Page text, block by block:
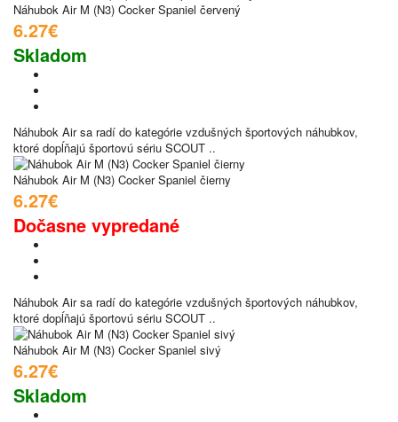
Náhubok Air M (N3) Cocker Spaniel červený
6.27€
Skladom
Náhubok Air sa radí do kategórie vzdušných športových náhubkov,
ktoré dopĺňajú športovú sériu SCOUT ..
Náhubok Air M (N3) Cocker Spaniel čierny
6.27€
Dočasne vypredané
Náhubok Air sa radí do kategórie vzdušných športových náhubkov,
ktoré dopĺňajú športovú sériu SCOUT ..
Náhubok Air M (N3) Cocker Spaniel sivý
6.27€
Skladom